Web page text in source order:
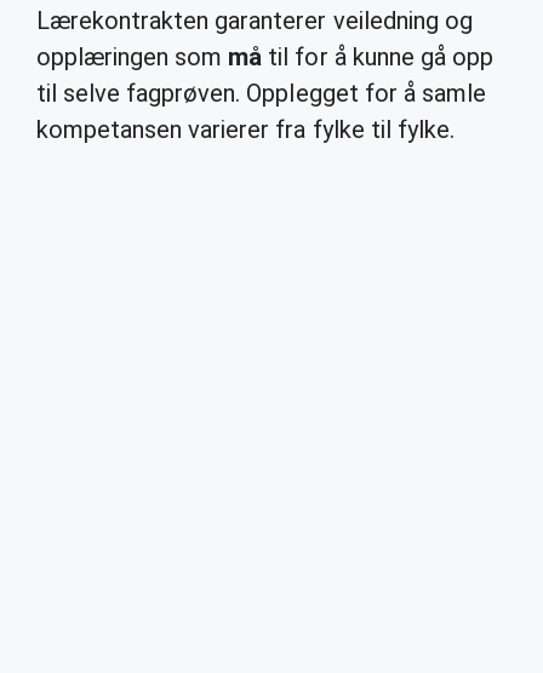
Lærekontrakten garanterer veiledning og
opplæringen som må til for å kunne gå opp
til selve fagprøven. Opplegget for å samle
kompetansen varierer fra fylke til fylke.